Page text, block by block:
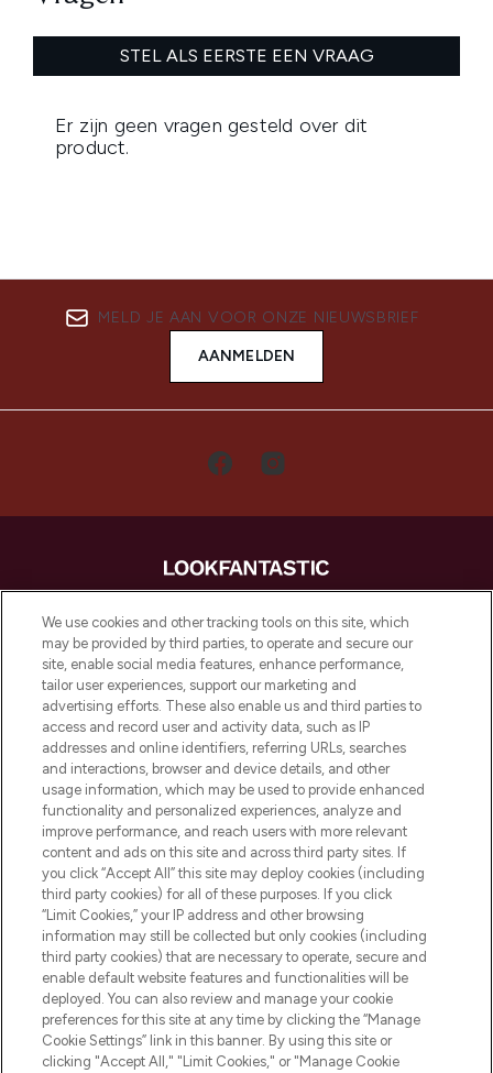
MELD JE AAN VOOR ONZE NIEUWSBRIEF
AANMELDEN
LOOKFANTASTIC is de ultieme online
beautybestemming van Europa, met de
beste huidverzorging, haarproducten en
make-up van meer dan 200 topmerken.
Shop online of via de app, met gratis
verzending vanaf €40.
Cookie-toestemming
Do Not Sell or Share My Personal
Information
HELP & INFORMATIE
BEDRIJFSINFORMATIE
OVER LOOKFANTASTIC
We use cookies and other tracking tools on this site, which
may be provided by third parties, to operate and secure our
site, enable social media features, enhance performance,
tailor user experiences, support our marketing and
advertising efforts. These also enable us and third parties to
access and record user and activity data, such as IP
addresses and online identifiers, referring URLs, searches
and interactions, browser and device details, and other
usage information, which may be used to provide enhanced
functionality and personalized experiences, analyze and
improve performance, and reach users with more relevant
content and ads on this site and across third party sites. If
you click “Accept All” this site may deploy cookies (including
third party cookies) for all of these purposes. If you click
“Limit Cookies,” your IP address and other browsing
information may still be collected but only cookies (including
third party cookies) that are necessary to operate, secure and
enable default website features and functionalities will be
deployed. You can also review and manage your cookie
preferences for this site at any time by clicking the “Manage
Cookie Settings” link in this banner. By using this site or
clicking "Accept All," "Limit Cookies," or "Manage Cookie